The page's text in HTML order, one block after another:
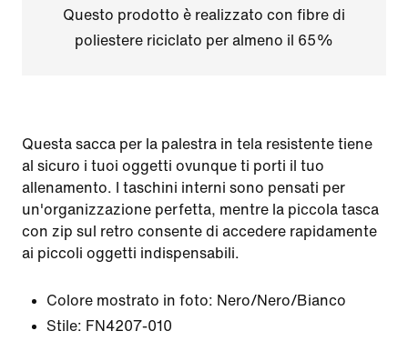
Questo prodotto è realizzato con fibre di
poliestere riciclato per almeno il 65%
Questa sacca per la palestra in tela resistente tiene
al sicuro i tuoi oggetti ovunque ti porti il tuo
allenamento. I taschini interni sono pensati per
un'organizzazione perfetta, mentre la piccola tasca
con zip sul retro consente di accedere rapidamente
ai piccoli oggetti indispensabili.
Colore mostrato in foto: Nero/Nero/Bianco
Stile: FN4207-010